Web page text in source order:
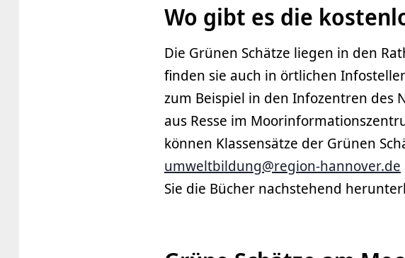
Wo gibt es die
Die Grünen Schätze liegen in den
finden sie auch in örtlichen
zum Beispiel in den Infozentren des
aus Resse im
können Klassensätze der Grünen
umweltbildung@region-hannover.de
Sie die Bücher nachstehend